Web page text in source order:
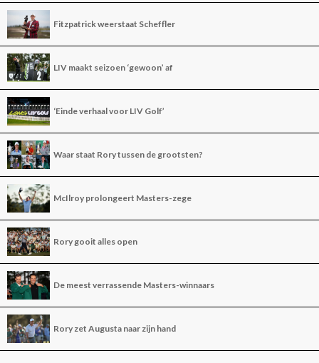
Fitzpatrick weerstaat Scheffler
LIV maakt seizoen ‘gewoon’ af
‘Einde verhaal voor LIV Golf’
Waar staat Rory tussen de grootsten?
McIlroy prolongeert Masters-zege
Rory gooit alles open
De meest verrassende Masters-winnaars
Rory zet Augusta naar zijn hand